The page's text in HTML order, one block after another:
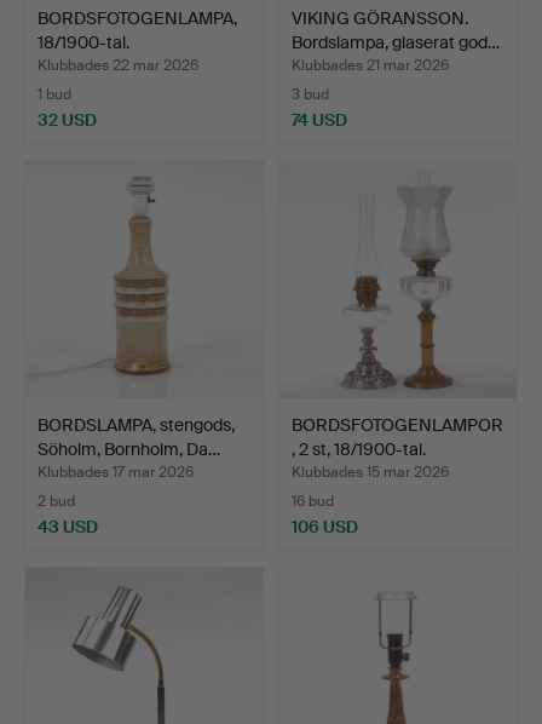
BORDSFOTOGENLAMPA,
18/1900-tal.
Klubbades 22 mar 2026
1 bud
32 USD
VIKING GÖRANSSON.
Bordslampa, glaserat god…
Klubbades 21 mar 2026
3 bud
74 USD
BORDSLAMPA, stengods,
Söholm, Bornholm, Da…
Klubbades 17 mar 2026
2 bud
43 USD
BORDSFOTOGENLAMPOR
, 2 st, 18/1900-tal.
Klubbades 15 mar 2026
16 bud
106 USD